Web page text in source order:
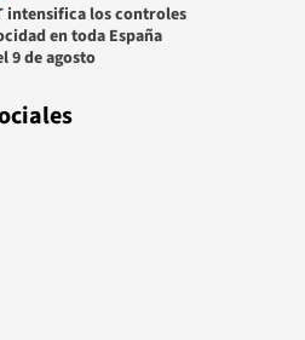
intensifica los controles
en toda España
9 de agosto